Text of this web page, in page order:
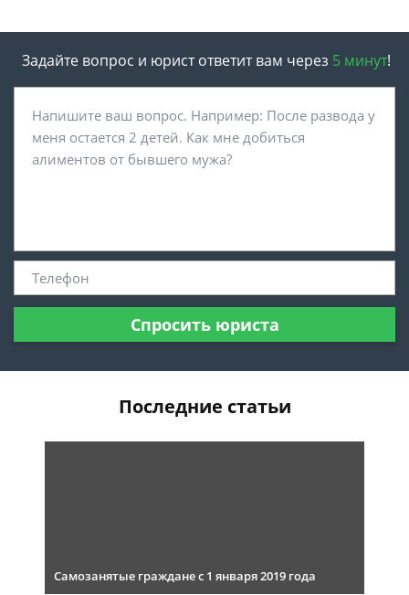
Задайте вопрос и юрист ответит вам через 5 минут!
Спросить юриста
Последние статьи
Самозанятые граждане с 1 января 2019 года